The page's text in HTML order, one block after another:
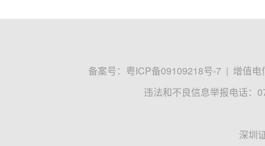
备案号： 粤ICP备09109218号-7 | 增值电
违法和不良信息举报电话：
深圳